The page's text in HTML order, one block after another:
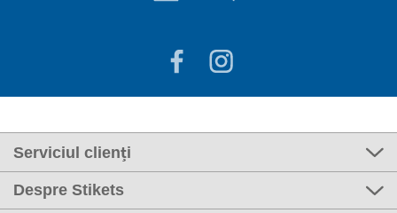
Serviciul clienți
Despre Stikets